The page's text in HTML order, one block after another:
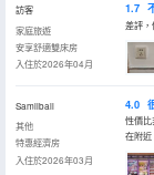
訪客
家庭旅遊
安享舒適雙床房
入住於2026年04月
1.7
差評，
Samllball
其他
特惠經濟房
入住於2026年03月
4.0
性價比
在附近